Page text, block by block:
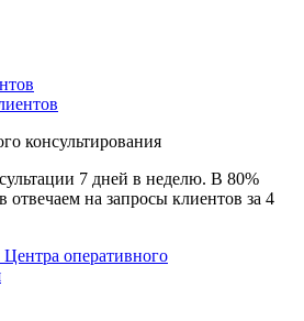
консультирования
7 дней в неделю. В 80%
отвечаем на запросы клиентов за 4
оперативного